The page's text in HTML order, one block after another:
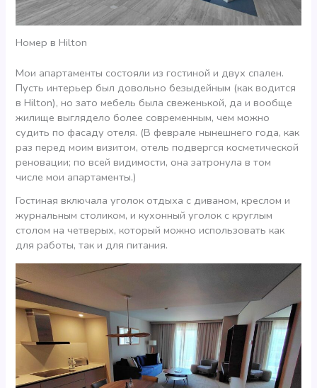
Номер в Hilton
Мои апартаменты состояли из гостиной и двух спален.
Пусть интерьер был довольно безыдейным (как водится
в Hilton), но зато мебель была свеженькой, да и вообще
жилище выглядело более современным, чем можно
судить по фасаду отеля. (В феврале нынешнего года, как
раз перед моим визитом, отель подвергся косметической
реновации; по всей видимости, она затронула в том
числе мои апартаменты.)
Гостиная включала уголок отдыха с диваном, креслом и
журнальным столиком, и кухонный уголок с круглым
столом на четверых, который можно использовать как
для работы, так и для питания.